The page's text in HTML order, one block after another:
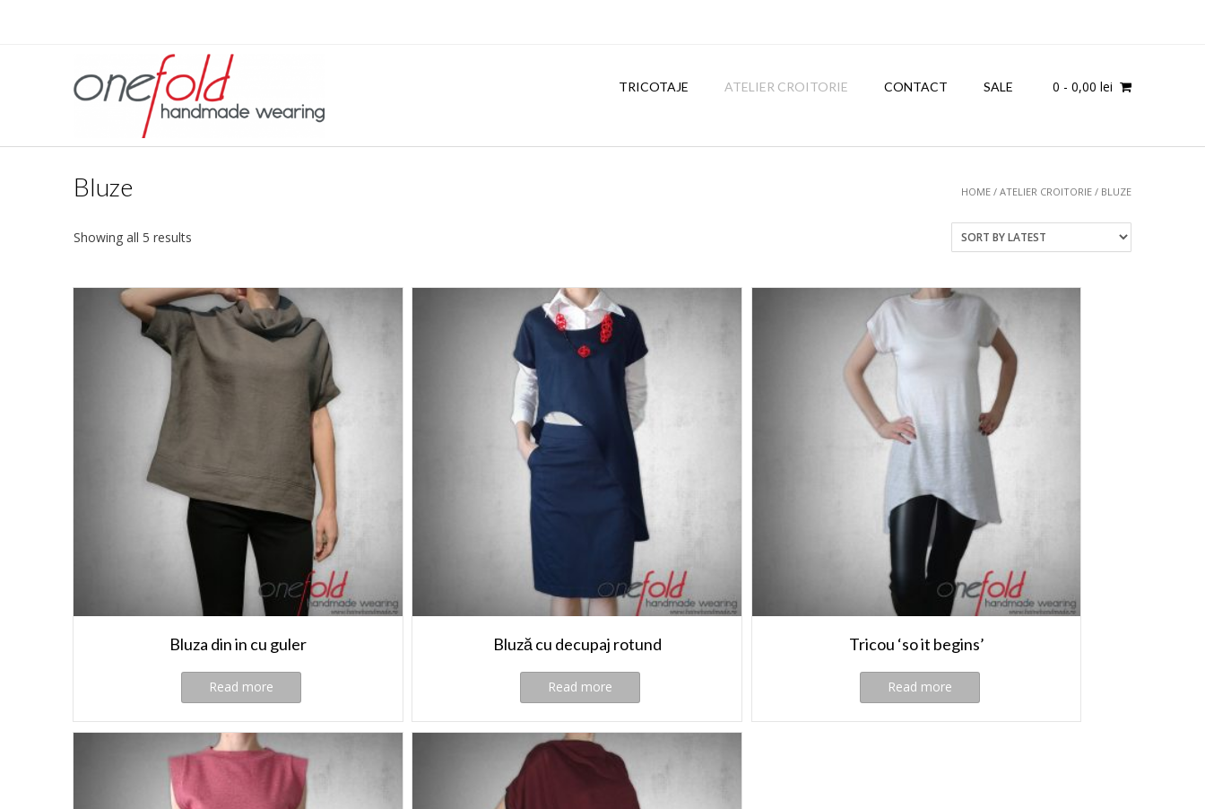
TRICOTAJE ATELIER CROITORIE CONTACT SALE 0 - 0,00 lei
HOME / ATELIER CROITORIE / BLUZE
Bluze
Showing all 5 results
Bluza din in cu guler
Read more
Bluză cu decupaj rotund
Read more
Tricou ‘so it begins’
Read more